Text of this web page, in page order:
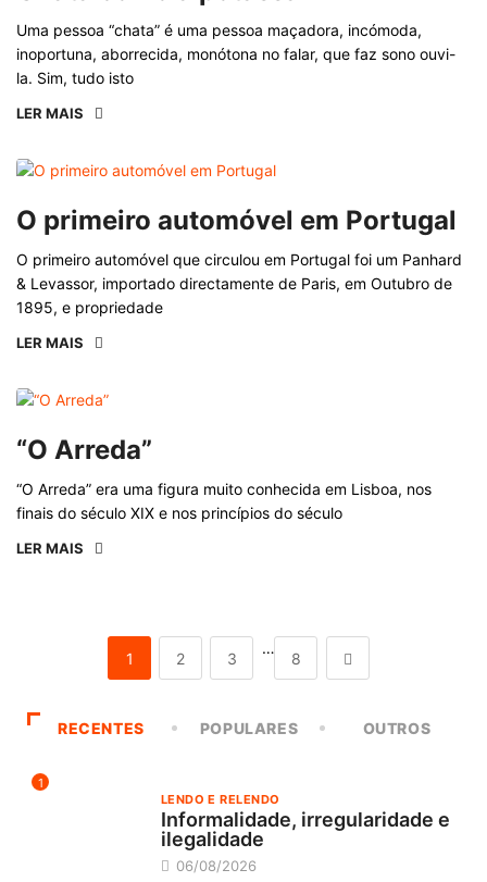
Uma pessoa “chata” é uma pessoa maçadora, incómoda,
inoportuna, aborrecida, monótona no falar, que faz sono ouvi-
la. Sim, tudo isto
LER MAIS
O primeiro automóvel em Portugal
O primeiro automóvel que circulou em Portugal foi um Panhard
& Levassor, importado directamente de Paris, em Outubro de
1895, e propriedade
LER MAIS
“O Arreda”
“O Arreda” era uma figura muito conhecida em Lisboa, nos
finais do século XIX e nos princípios do século
LER MAIS
1 2 3
…
8
RECENTES POPULARES OUTROS
1
LENDO E RELENDO
Informalidade, irregularidade e
ilegalidade
06/08/2026